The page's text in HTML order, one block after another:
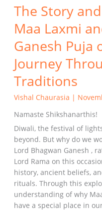
The Story
Maa Laxmi
Ganesh Puja
Journey
Traditions
Vishal Chaurasia |
Namaste Shikshanarthis!
Diwali, the festival of
beyond. But why do we
Lord Bhagwan Ganesh ,
Lord Rama on this
history, ancient beliefs,
rituals. Through this
understanding of why
have a special place in
A
Journey
Through
Time
and
Traditions